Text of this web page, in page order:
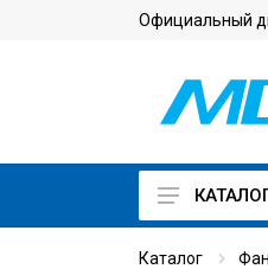
Официальный
On Off
Каталог